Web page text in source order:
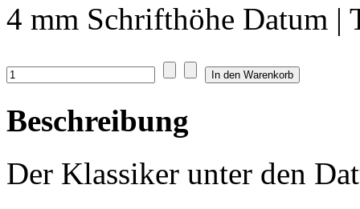
4 mm Schrifthöhe Datum |
Beschreibung
Der Klassiker unter den